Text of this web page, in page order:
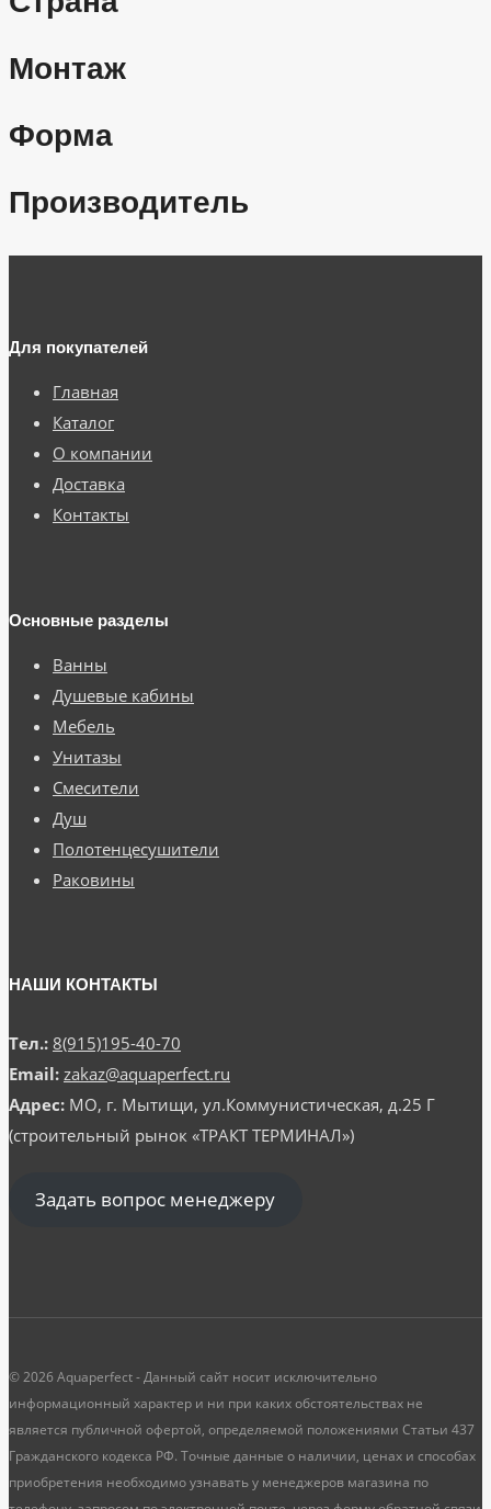
Монтаж
Форма
Производитель
Для покупателей
Главная
Каталог
О компании
Доставка
Контакты
Основные разделы
Ванны
Душевые кабины
Мебель
Унитазы
Смесители
Душ
Полотенцесушители
Раковины
НАШИ КОНТАКТЫ
Тел.: 8(915)195-40-70
Email: zakaz@aquaperfect.ru
Адрес: МО, г. Мытищи, ул.Коммунистическая, д.25 Г
(строительный рынок «ТРАКТ ТЕРМИНАЛ»)
Задать вопрос менеджеру
© 2026 Aquaperfect - Данный сайт носит исключительно
информационный характер и ни при каких обстоятельствах не
является публичной офертой, определяемой положениями Статьи 437
Гражданского кодекса РФ. Точные данные о наличии, ценах и способах
приобретения необходимо узнавать у менеджеров магазина по